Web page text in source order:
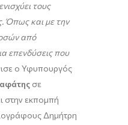
τους
Όπως και με την
από
επενδύσεις που
ο Υφυπουργός
σε
στην εκπομπή
Δημήτρη